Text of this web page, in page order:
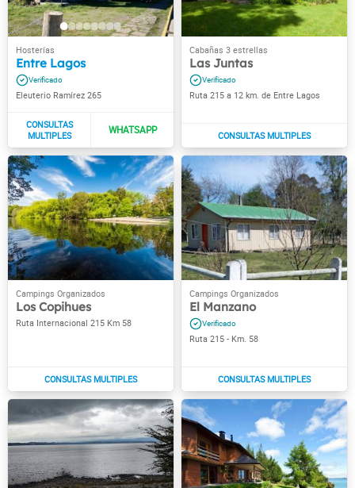
Entre Lagos
Eleuterio Ramírez 265
Las Juntas
Ruta 215 a 12 km. de Entre Lagos
Los Copihues
Ruta Internacional 215 Km 58
El Manzano
Ruta 215 - Km. 58